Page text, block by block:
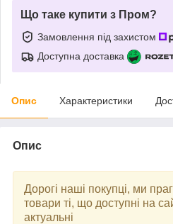
Що таке купити з Пром?
Замовлення під захистом
Доступна доставка
Опис Характеристики
Опис
Дорогі наші покупці, ми
товари ті, що доступні на
актуальні